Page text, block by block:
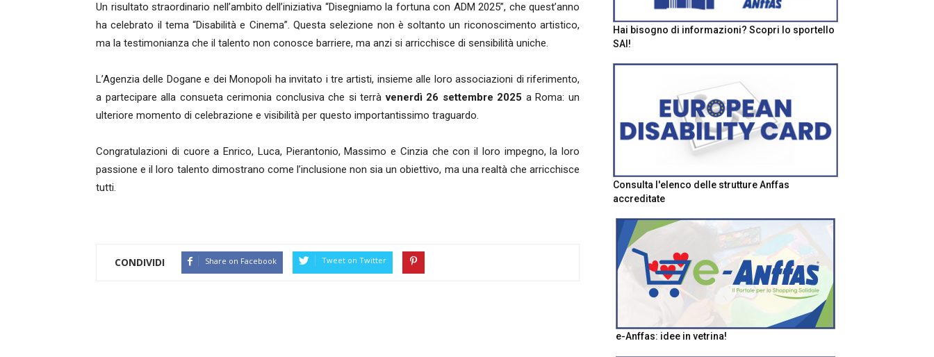
Un risultato straordinario nell’ambito dell’iniziativa “Disegniamo la fortuna con ADM 2025”, che quest’anno
ha celebrato il tema “Disabilità e Cinema”. Questa selezione non è soltanto un riconoscimento artistico,
ma la testimonianza che il talento non conosce barriere, ma anzi si arricchisce di sensibilità uniche.
L’Agenzia delle Dogane e dei Monopoli ha invitato i tre artisti, insieme alle loro associazioni di riferimento,
a partecipare alla consueta cerimonia conclusiva che si terràvenerdì 26 settembre 2025 a Roma: un
ulteriore momento di celebrazione e visibilità per questo importantissimo traguardo.
Congratulazioni di cuore a Enrico, Luca, Pierantonio, Massimo e Cinzia che con il loro impegno, la loro
passione e il loro talento dimostrano come l’inclusione non sia un obiettivo, ma una realtà che arricchisce
tutti.
CONDIVIDI Share on Facebook Tweet on Twitter
Hai bisogno di informazioni? Scopri lo sportello
SAI!
Consulta l'elenco delle strutture Anffas
accreditate
e-Anffas: idee in vetrina!